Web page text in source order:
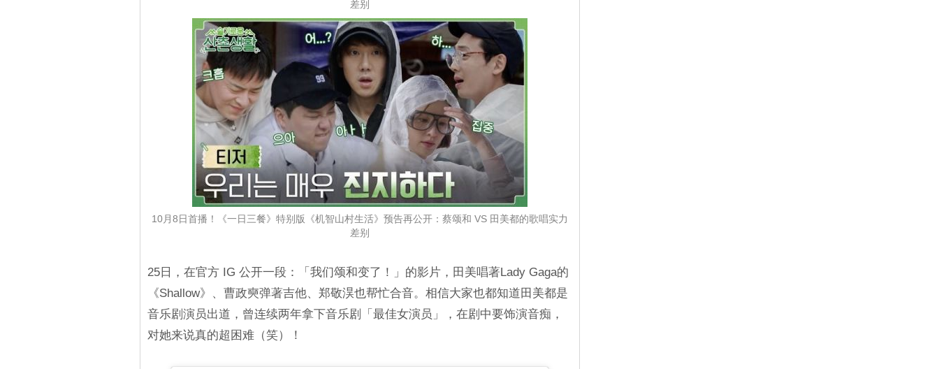
差别
10月8日首播！《一日三餐》特别版《机智山村生活》预告再公开：蔡颂和 VS 田美都的歌唱实力
差别
25日，在官方 IG 公开一段：「我们颂和变了！」的影片，田美唱著Lady Gaga的
《Shallow》、曹政奭弹著吉他、郑敬淏也帮忙合音。相信大家也都知道田美都是
音乐剧演员出道，曾连续两年拿下音乐剧「最佳女演员」，在剧中要饰演音痴，
对她来说真的超困难（笑）！